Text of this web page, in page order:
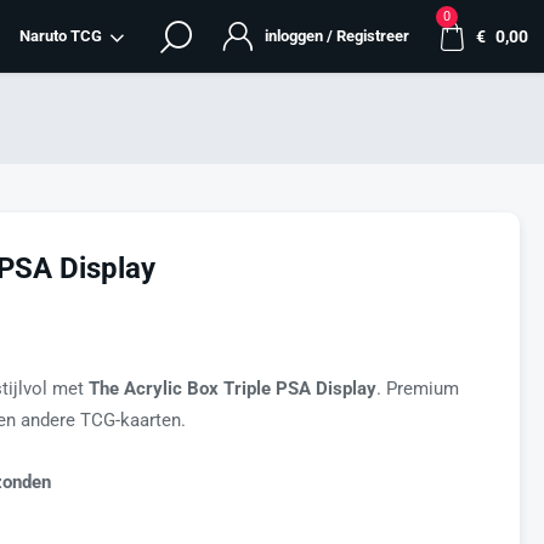
0
€ 0,00
inloggen / Registreer
Naruto TCG
Display
met The Acrylic Box Triple PSA Display. Premium
andere TCG-kaarten.